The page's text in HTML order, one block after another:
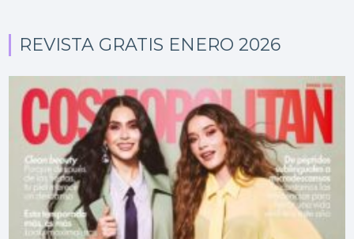
REVISTA GRATIS ENERO 2026